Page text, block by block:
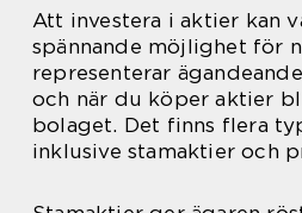
Att investera i aktier kan
spännande möjlighet för
representerar
och när du köper aktier
bolaget. Det finns flera
inklusive stamaktier och